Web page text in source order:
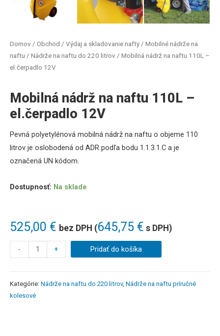
Domov / Obchod / Výdaj a skladovanie nafty / Mobilné nádrže na
naftu / Nádrže na naftu do 220 litrov / Mobilná nádrž na naftu 110L –
el.čerpadlo 12V
Mobilná nádrž na naftu 110L –
el.čerpadlo 12V
525,00 € bez DPH (645,75 € s DPH)
Pevná polyetylénová mobilná nádrž na naftu o objeme 110
litrov je oslobodená od ADR podľa bodu 1.1.3.1.C a je
označená UN kódom.
Dostupnosť: Na sklade
- + Pridať do košíka
Kategórie: Nádrže na naftu do 220 litrov, Nádrže na naftu príručné
kolesové